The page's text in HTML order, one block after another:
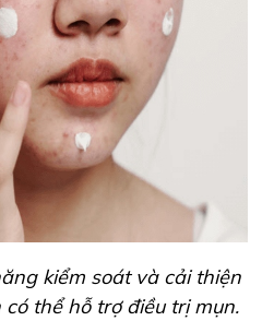
kiểm soát và cải thiện
thể hỗ trợ điều trị mụn.